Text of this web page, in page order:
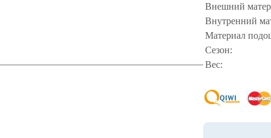
Внешний
Внутренний
Материал
Сезон:
Вес: